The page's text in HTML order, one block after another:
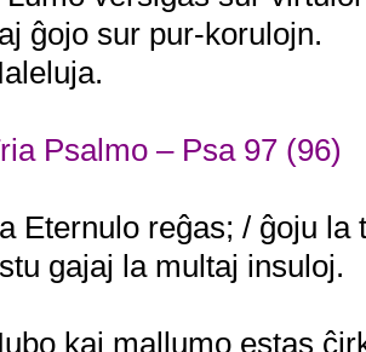
ĝojo sur pur-korulojn.
Psalmo – Psa 97 (96)
Eternulo reĝas; / ĝoju la
gajaj la multaj insuloj.
kaj mallumo estas